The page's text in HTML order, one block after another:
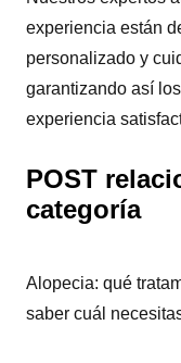
experiencia están
personalizado y
garantizando así
experiencia
POST
categoría
Alopecia: qué
saber cuál